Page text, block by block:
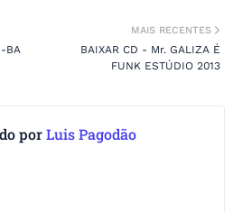
MAIS RECENTES
BAIXAR CD - Mr. GALIZA É
FUNK ESTÚDIO 2013
BA
porLuis Pagodão